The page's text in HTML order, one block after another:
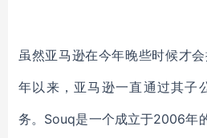
虽然亚马逊在今年晚些时候才
年以来，亚马逊一直通过其子
务。Souq是一个成立于2006年